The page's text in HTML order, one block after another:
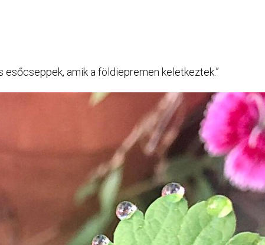
esőcseppek, amik a földiepremen keletkeztek.”